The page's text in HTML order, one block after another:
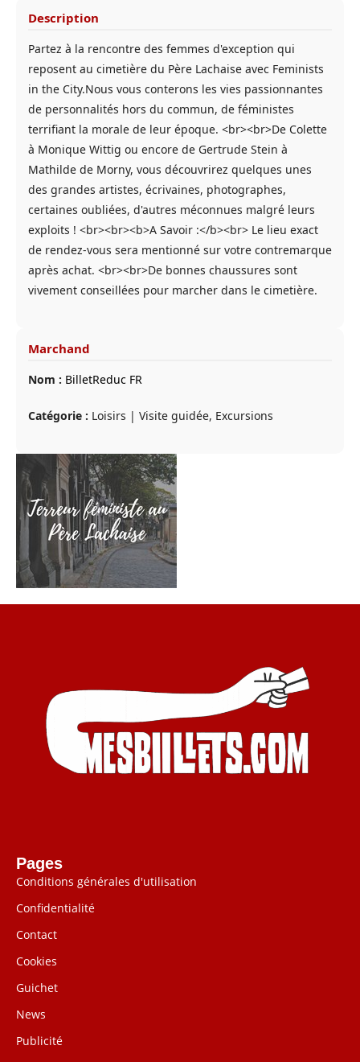
Description
Partez à la rencontre des femmes d'exception qui
reposent au cimetière du Père Lachaise avec Feminists
in the City.Nous vous conterons les vies passionnantes
de personnalités hors du commun, de féministes
terrifiant la morale de leur époque. <br><br>De Colette
à Monique Wittig ou encore de Gertrude Stein à
Mathilde de Morny, vous découvrirez quelques unes
des grandes artistes, écrivaines, photographes,
certaines oubliées, d'autres méconnues malgré leurs
exploits ! <br><br><b>A Savoir :</b><br> Le lieu exact
de rendez-vous sera mentionné sur votre contremarque
après achat. <br><br>De bonnes chaussures sont
vivement conseillées pour marcher dans le cimetière.
Marchand
Nom : BilletReduc FR
Catégorie : Loisirs | Visite guidée, Excursions
Pages
Conditions générales d'utilisation
Confidentialité
Contact
Cookies
Guichet
News
Publicité